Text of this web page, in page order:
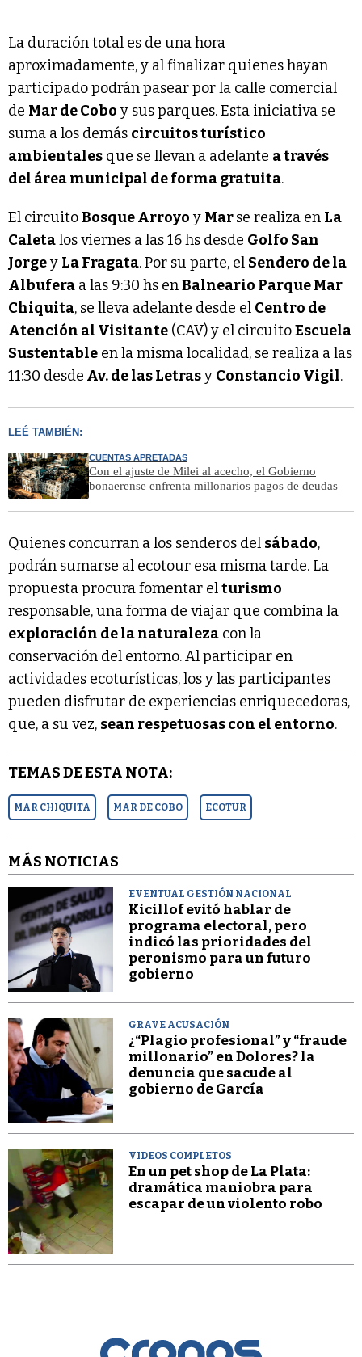
La duración total es de una hora
aproximadamente, y al finalizar quienes hayan
participado podrán pasear por la calle comercial
de Mar de Cobo y sus parques. Esta iniciativa se
suma a los demás circuitos turístico
ambientales que se llevan a adelante a través
del área municipal de forma gratuita.
El circuitoBosque Arroyo y Marse realiza en La
Caletalos viernes a las 16 hs desde Golfo San
Jorgey La Fragata. Por su parte, el Sendero de la
Albufera a las 9:30 hs enBalneario Parque Mar
Chiquita, se lleva adelante desde el Centro de
Atención al Visitante (CAV) y el circuitoEscuela
Sustentable en la misma localidad, se realiza a las
11:30 desde Av. de las Letrasy Constancio Vigil.
LEÉ TAMBIÉN:
CUENTAS APRETADAS
Con el ajuste de Milei al acecho, el Gobierno
bonaerense enfrenta millonarios pagos de deudas
Quienes concurran a los senderos del sábado,
podrán sumarse al ecotour esa misma tarde. La
propuesta procura fomentar elturismo
responsable, una forma de viajar que combina la
exploración de la naturaleza con la
conservación del entorno. Al participar en
actividades ecoturísticas, los y las participantes
pueden disfrutar de experiencias enriquecedoras,
que, a su vez, sean respetuosas con el entorno.
TEMAS DE ESTA NOTA:
MAR CHIQUITA MAR DE COBO ECOTUR
MÁS NOTICIAS
EVENTUAL GESTIÓN NACIONAL
Kicillof evitó hablar de
programa electoral, pero
indicó las prioridades del
peronismo para un futuro
gobierno
GRAVE ACUSACIÓN
¿“Plagio profesional” y “fraude
millonario” en Dolores? la
denuncia que sacude al
gobierno de García
VIDEOS COMPLETOS
En un pet shop de La Plata:
dramática maniobra para
escapar de un violento robo